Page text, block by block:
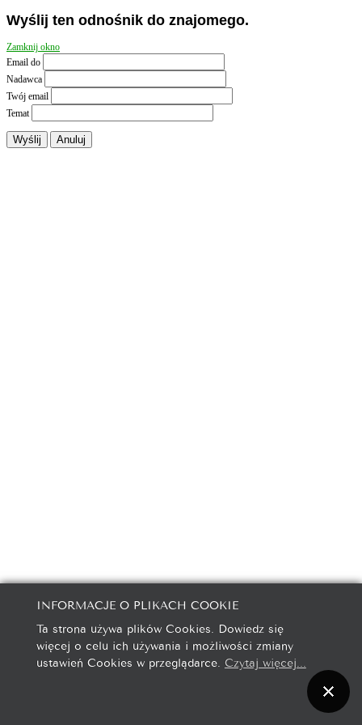
Wyślij ten odnośnik do znajomego.
Zamknij okno
Email do
Nadawca
Twój email
Temat
Wyślij Anuluj
INFORMACJE O PLIKACH COOKIE
Ta strona używa plików Cookies. Dowiedz się
więcej o celu ich używania i możliwości zmiany
ustawień Cookies w przeglądarce. Czytaj więcej...